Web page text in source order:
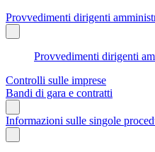
Provvedimenti dirigenti
Provvedimenti dirigenti
Controlli sulle imprese
Bandi di gara e contratti
Informazioni sulle singole